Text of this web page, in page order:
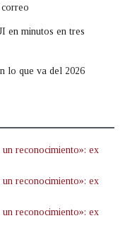
en minutos en tres
lo que va del 2026
reconocimiento»: ex
reconocimiento»: ex
reconocimiento»: ex